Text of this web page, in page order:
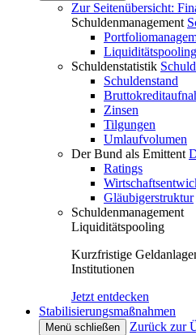
Zur Seitenübersicht:
Schuldenmanagement
Liquiditätspooling
Schuldenstatistik
Schuldenstand
Zinsen
Tilgungen
Umlaufvolumen
Der Bund als Emittent
Ratings
Gläubigerstruktur
Schuldenmanagement
Liquiditätspooling
Kurzfristige
Institutionen
Jetzt entdecken
Stabilisierungsmaßnahmen
Menü schließen
Zurück zur